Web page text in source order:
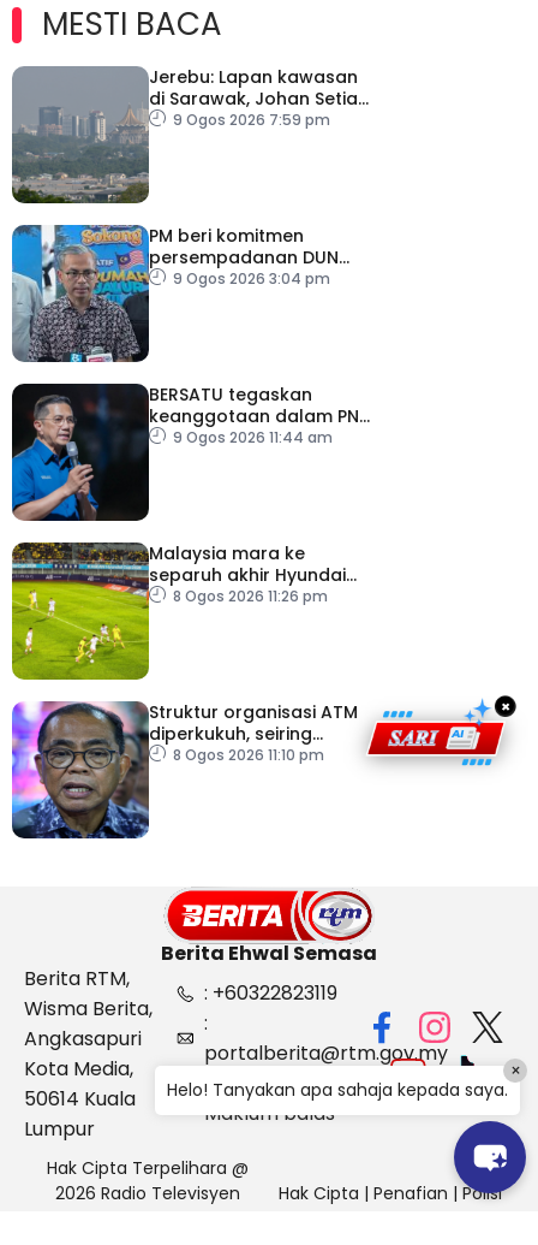
MESTI BACA
Jerebu: Lapan kawasan
di Sarawak, Johan Setia
di Selangor catat IPU
9 Ogos 2026 7:59 pm
PM beri komitmen
persempadanan DUN
Sarawak, minta laporan
9 Ogos 2026 3:04 pm
BERSATU tegaskan
keanggotaan dalam PN
masih sah
9 Ogos 2026 11:44 am
Malaysia mara ke
separuh akhir Hyundai
ASEAN Cup
8 Ogos 2026 11:26 pm
Struktur organisasi ATM
diperkukuh, seiring
pemodenan aset
8 Ogos 2026 11:10 pm
×
Berita Ehwal Semasa
Berita RTM,
Wisma Berita,
Angkasapuri
Kota Media,
50614 Kuala
Lumpur
: +60322823119
:
portalberita@rtm.gov.my
: Aduan &
Maklum balas
Hak Cipta Terpelihara @
2026 Radio Televisyen
Hak Cipta | Penafian | Polisi
Helo! Tanyakan apa sahaja kepada saya.
×